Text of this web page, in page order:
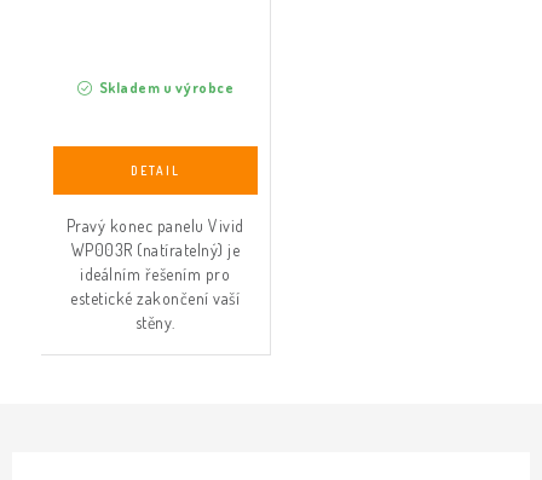
Skladem u výrobce
Pravý konec panelu Vivid
WP003R (natíratelný) je
ideálním řešením pro
estetické zakončení vaší
stěny.